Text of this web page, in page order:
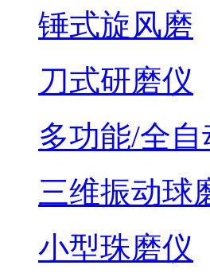
锤式旋风磨
刀式研磨仪
多功能/全
三维振动球
小型珠磨仪